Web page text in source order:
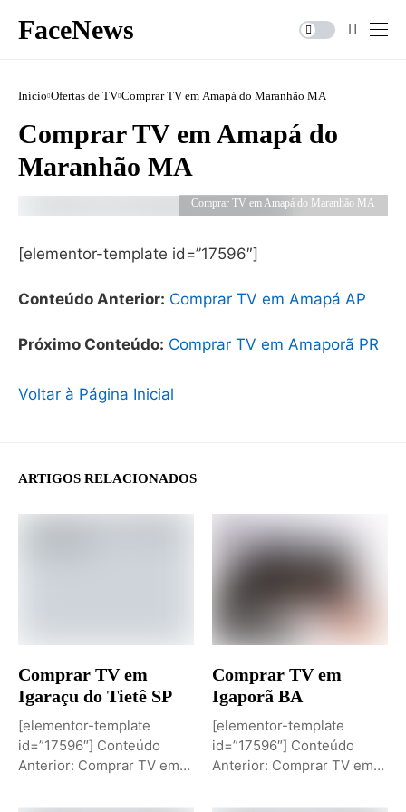
FaceNews
Início Ofertas de TV Comprar TV em Amapá do Maranhão MA
Comprar TV em Amapá do
Maranhão MA
Comprar TV em Amapá do Maranhão MA
[elementor-template id=”17596″]
Conteúdo Anterior: Comprar TV em Amapá AP
Próximo Conteúdo: Comprar TV em Amaporã PR
Voltar à Página Inicial
ARTIGOS RELACIONADOS
Comprar TV em
Igaraçu do Tietê SP
[elementor-template
id=”17596″] Conteúdo
Anterior: Comprar TV em
Conteúdo: Sobremesa de...
Comprar TV em
Igaporã BA
[elementor-template
id=”17596″] Conteúdo
Anterior: Comprar TV em
Comprar TV...